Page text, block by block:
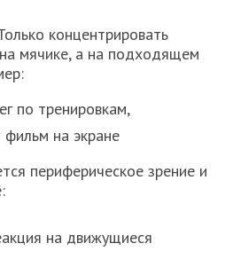
концентрировать
мячике, а на подходящем
по тренировкам,
на экране
периферическое зрение и
на движущиеся